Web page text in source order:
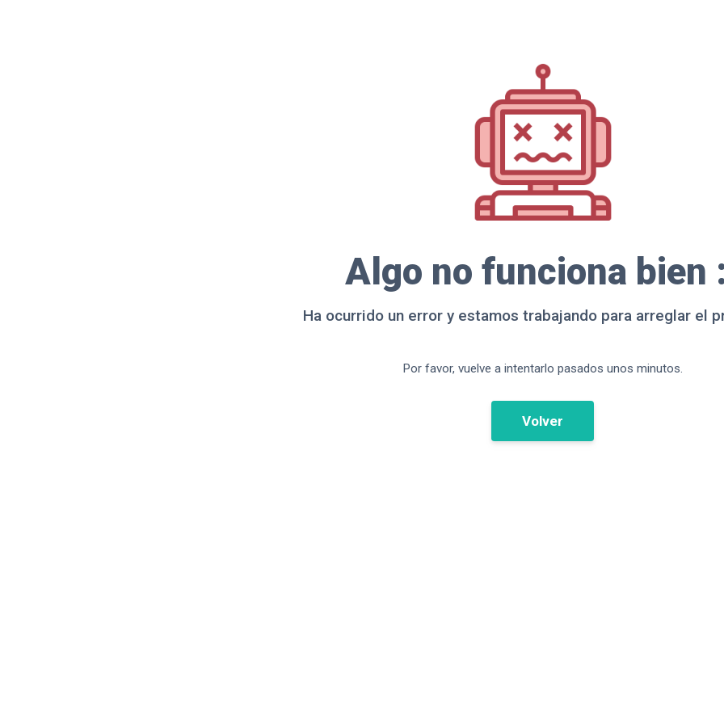
Algo no funciona bien
Ha ocurrido un error y estamos trabajando para arreglar el
Por favor, vuelve a intentarlo pasados unos minutos.
Volver